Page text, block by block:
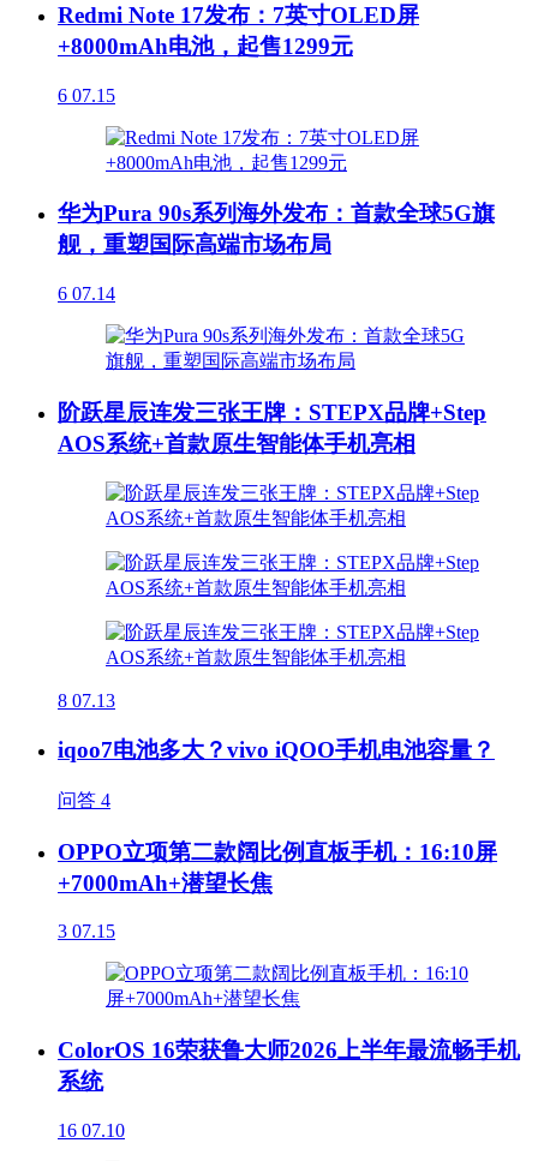
Redmi Note 17发布：7英寸OLED屏
+8000mAh电池，起售1299元
6 07.15
华为Pura 90s系列海外发布：首款全球5G旗
舰，重塑国际高端市场布局
6 07.14
阶跃星辰连发三张王牌：STEPX品牌+Step
AOS系统+首款原生智能体手机亮相
8 07.13
iqoo7电池多大？vivo iQOO手机电池容量？
问答 4
OPPO立项第二款阔比例直板手机：16:10屏
+7000mAh+潜望长焦
3 07.15
ColorOS 16荣获鲁大师2026上半年最流畅手机
系统
16 07.10